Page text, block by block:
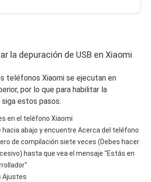
la depuración de USB en Xiaomi
teléfonos Xiaomi se ejecutan en
por lo que para habilitar la
siga estos pasos:
en el teléfono Xiaomi
hacia abajo y encuentre Acerca del teléfono
de compilación siete veces (Debes hacer
hasta que vea el mensaje "Estás en
Ajustes